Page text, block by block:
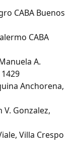
CABA Buenos
CABA
A.
Anchorena,
V. Gonzalez,
Villa Crespo